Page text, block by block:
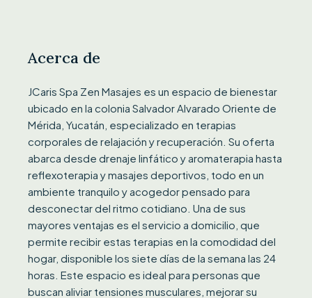
Acerca de
JCaris Spa Zen Masajes es un espacio de bienestar
ubicado en la colonia Salvador Alvarado Oriente de
Mérida, Yucatán, especializado en terapias
corporales de relajación y recuperación. Su oferta
abarca desde drenaje linfático y aromaterapia hasta
reflexoterapia y masajes deportivos, todo en un
ambiente tranquilo y acogedor pensado para
desconectar del ritmo cotidiano. Una de sus
mayores ventajas es el servicio a domicilio, que
permite recibir estas terapias en la comodidad del
hogar, disponible los siete días de la semana las 24
horas. Este espacio es ideal para personas que
buscan aliviar tensiones musculares, mejorar su